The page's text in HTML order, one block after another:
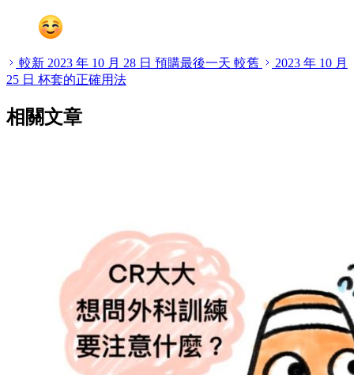
較新 2023 年 10 月 28 日 預購最後一天 較舊
2023 年 10 月
25 日 杯套的正確用法
相關文章